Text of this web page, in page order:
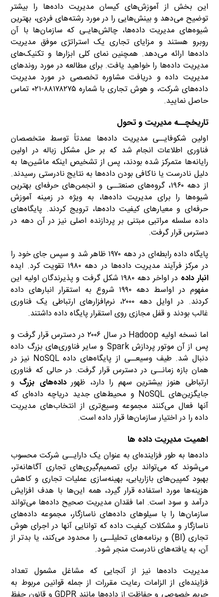
این بخش از آموزش‌های کیسان مدیریت داده‌ها را بیشتر
توضیح می‌دهد و بینش‌هایی را در مورد رشته‌های فردی، بهترین
شیوه‌های مدیریت داده‌ها، چالش‌هایـی که سازمان‌ها با آن
روبرو هستند و مزایای تجاری یک استراتژی موفق مدیریت
داده‌ها ارائه می‌دهد. همچنین نمای کلی ابزارها و تکنیک‌های
مدیریت داده‌ها را خواهید یافت. برای مطالعه در مورد روندهای
مدیریت داده و دریافت مشاوره تخصصی در مورد مدیریت
داده‌های شرکت، و هوش تجاری با شماره ۸۸۱۷۸۲۷۵-۰۲۱ تماس
حاصل نمایید.
تاریخچــه مدیریت و تحول
اولین شکوفایــی مدیریت داده‌ها عمدتاً توسط متخصصان
فناوری اطلاعات انجام شد که بر حل مشکل زباله در اولین
رایانه‌ها متمرکز شده بودند، پس از تشخیص اینکه ماشین‌ها به
دلیل نادرست یا ناکافی بودن داده‌ها به نتایج نادرستی رسیدند.
از دهه ۱۹۶۰، گروه‌های صنعتــی و انجمن‌های حرفه‌ای بهترین
شیوه‌ها را برای مدیریت داده‌ها‌، به ویژه در زمینه آموزش
حرفه‌ای و معیارهای کیفیت داده‌ها، ترویج کردند. پایگاه‌های
داده سلسله مراتبی مبتنی بر پردازنده اصلی نیز در آن دهه در
دسترس قرار گرفت.
پایگاه داده رابطه‌ای در دهه ۱۹۷۰ ظاهر شد و سپس جای خود را
در مرکز فرآیند مدیریت داده‌ها در دهه ۱۹۸۰ تقویت کرد. ایده
انبار داده
در اواخر دهه ۱۹۸۰ شکل گرفت و پذیرندگان اولیه این
مفهوم در اواسط دهه ۱۹۹۰ شروع به استقرار انبارهای داده
کردند. در اوایل دهه ۲۰۰۰، نرم‌افزارهای ارتباطی یک فناوری
غالب بودند و قفل مجازی روی استقرار پایگاه داده داشتند.
اما نسخه اولیه Hadoop در سال ۲۰۰۶ در دسترس قرار گرفت و
پس از آن موتور پردازش Spark و سایر فناوری‌های بزرگ داده
دنبال شد. طیف وسیعــی از پایگاه‌های داده NoSQL نیز در
همان بازه زمانــی در دسترس قرار گرفت. در حالی که فناوری
ارتباطی هنوز بیشترین سهم را دارد، ظهورداده‌های بزرگ و
جایگزین‌های NoSQL و محیط‌های جدید دریاچه داده‌ای که
آنها فعال می‌کنند مجموعه وسیع‌تری از انتخاب‌های مدیریت
داده را در اختیار سازمان‌ها قرار داده است.
اهمیت مدیریت داده ها
داده‌ها به طور فزاینده‌ای به عنوان یک دارایــی شرکت محسوب
می‌شوند که می‌تواند برای تصمیم‌گیری‌های تجاری آگاهانه‌تر،
بهبود کمپین‌های بازاریابی، بهینه‌سازی عملیات تجاری و کاهش
هزینه‌ها مورد استفاده قرار گیرد، همه این‌ها با هدف افزایش
درآمد و سود است. اما فقدان مدیریت صحیح داده‌ها می‌تواند
سازمان‌ها را با سیلوهای داده‌های ناسازگار، مجموعه داده‌های
ناسازگار و مشکلات کیفیت داده که توانایی آنها در اجرای هوش
تجاری (BI) و برنامه‌های تحلیلــی را محدود می‌کند، یا بدتر از
آن، به یافته‌های نادرست منجر شود.
مدیریت داده‌ها نیز از آنجایی که مشاغل مشمول تعداد
فزاینده‌ای از الزامات رعایت مقررات از جمله قوانین مربوط به